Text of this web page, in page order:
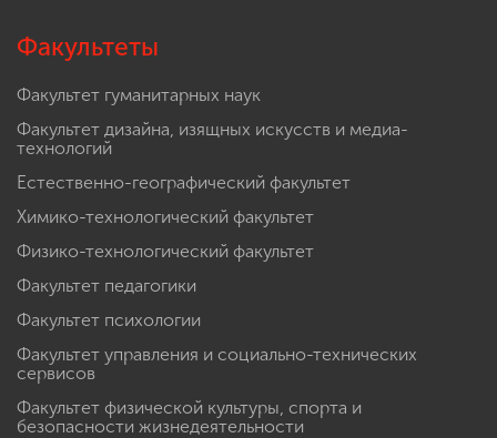
Факультеты
Факультет гуманитарных наук
Факультет дизайна, изящных искусств и медиа-
технологий
Естественно-географический факультет
Химико-технологический факультет
Физико-технологический факультет
Факультет педагогики
Факультет психологии
Факультет управления и социально-технических
сервисов
Факультет физической культуры, спорта и
безопасности жизнедеятельности